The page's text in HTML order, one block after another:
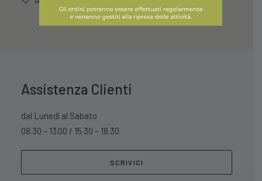
quantità
Assistenza Clienti
dal Lunedì al Sabato
08.30 – 13.00 / 15.30 – 18.30
SCRIVICI